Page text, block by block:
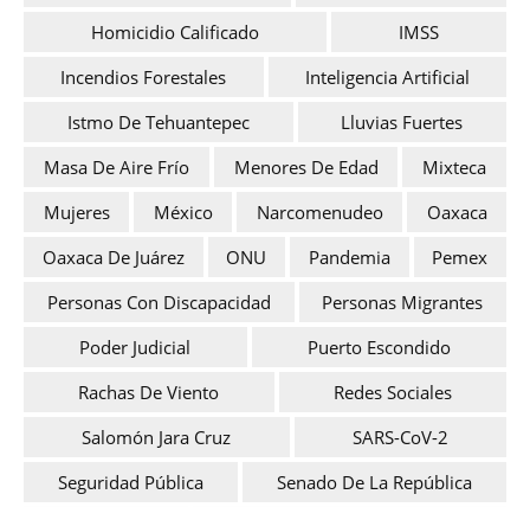
Homicidio Calificado
IMSS
Incendios Forestales
Inteligencia Artificial
Istmo De Tehuantepec
Lluvias Fuertes
Masa De Aire Frío
Menores De Edad
Mixteca
Mujeres
México Narcomenudeo
Oaxaca
Oaxaca De Juárez
ONU Pandemia
Pemex
Personas Con Discapacidad
Personas Migrantes
Poder Judicial
Puerto Escondido
Rachas De Viento
Redes Sociales
Salomón Jara Cruz
SARS-CoV-2
Seguridad Pública
Senado De La República